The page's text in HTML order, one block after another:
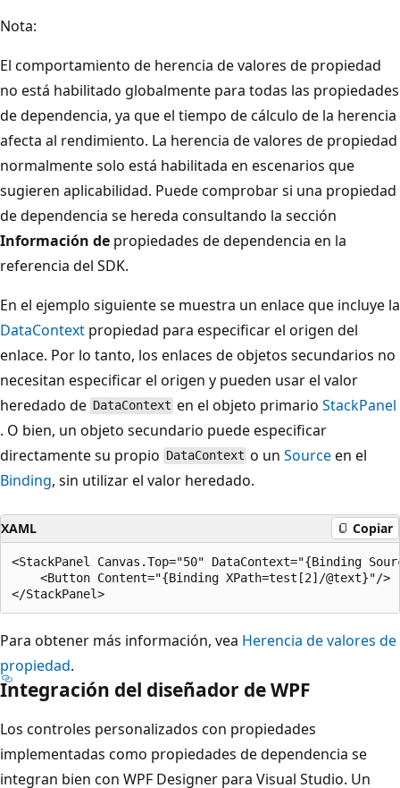
Nota:
El comportamiento de herencia de valores de propiedad
no está habilitado globalmente para todas las propiedades
de dependencia, ya que el tiempo de cálculo de la herencia
afecta al rendimiento. La herencia de valores de propiedad
normalmente solo está habilitada en escenarios que
sugieren aplicabilidad. Puede comprobar si una propiedad
de dependencia se hereda consultando la sección
Información de propiedades de dependencia en la
referencia del SDK.
En el ejemplo siguiente se muestra un enlace que incluye la
DataContext propiedad para especificar el origen del
enlace. Por lo tanto, los enlaces de objetos secundarios no
necesitan especificar el origen y pueden usar el valor
heredado de DataContext en el objeto primarioStackPanel
. O bien, un objeto secundario puede especificar
directamente su propio DataContext o unSourceen el
Binding, sin utilizar el valor heredado.
XAML Copiar
<StackPanel Canvas.Top="50" DataContext="{Binding
    <Button Content="{Binding XPath=test[2]/@text}"/>
Para obtener más información, vea Herencia de valores de
propiedad.
Integración del diseñador de WPF
Los controles personalizados con propiedades
implementadas como propiedades de dependencia se
integran bien con WPF Designer para Visual Studio. Un